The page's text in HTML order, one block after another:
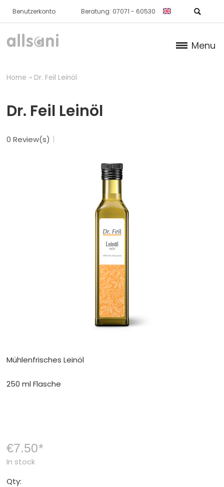
Benutzerkonto Beratung: 07071 - 60530
Menu
About us
Dr. Feil Strategy
Home Dr. Feil Leinöl
Dr. Feil Leinöl
0 Review(s)
Mühlenfrisches Leinöl
250 ml Flasche
€7.50*
In stock
Qty: